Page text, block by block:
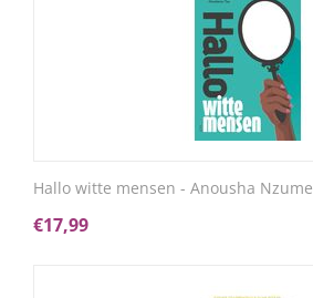
Hallo witte mensen - Anousha Nzume
€17,99